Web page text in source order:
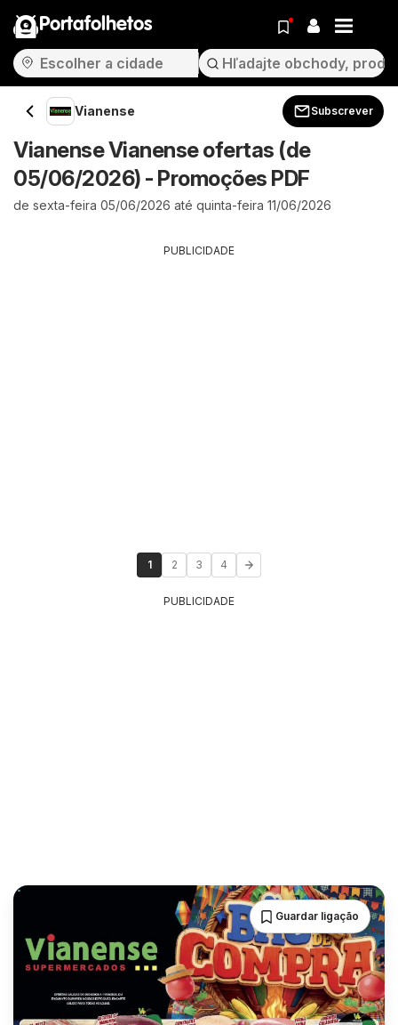
Portafolhetos
Vianense Subscrever
Vianense Vianense ofertas (de
05/06/2026) - Promoções PDF
de sexta-feira 05/06/2026 até quinta-feira 11/06/2026
PUBLICIDADE
1 2 3 4
PUBLICIDADE
Guardar ligação